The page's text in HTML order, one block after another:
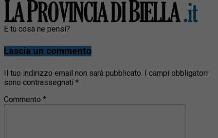
E tu cosa ne pensi?
Lascia un commento
Il tuo indirizzo email non sarà pubblicato. I campi obbligatori
sono contrassegnati *
Commento *